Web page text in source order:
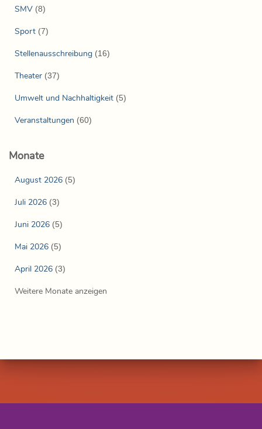
SMV (8)
Sport (7)
Stellenausschreibung (16)
Theater (37)
Umwelt und Nachhaltigkeit (5)
Veranstaltungen (60)
Monate
August 2026 (5)
Juli 2026 (3)
Juni 2026 (5)
Mai 2026 (5)
April 2026 (3)
Weitere Monate anzeigen